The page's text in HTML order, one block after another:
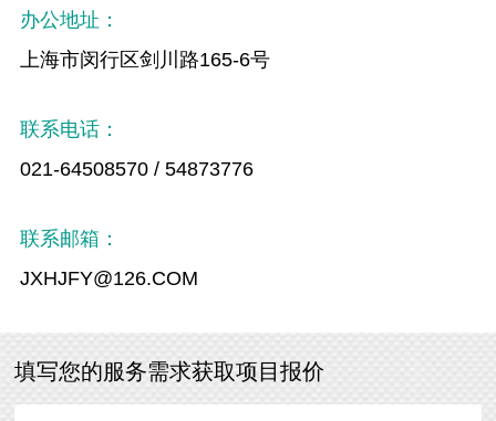
办公地址：
上海市闵行区剑川路165-6号
联系电话：
021-64508570 / 54873776
联系邮箱：
JXHJFY@126.COM
填写您的服务需求获取项目报价